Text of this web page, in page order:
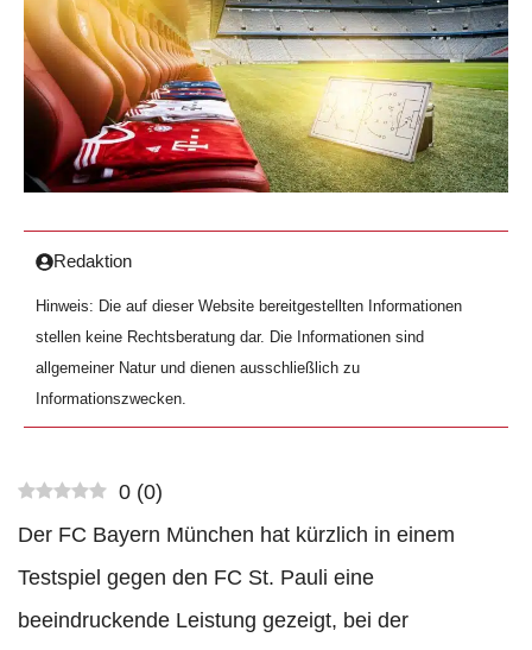
Redaktion
Hinweis: Die auf dieser Website bereitgestellten Informationen
stellen keine Rechtsberatung dar. Die Informationen sind
allgemeiner Natur und dienen ausschließlich zu
Informationszwecken.
0 (0)
Der FC Bayern München hat kürzlich in einem
Testspiel gegen den FC St. Pauli eine
beeindruckende Leistung gezeigt, bei der